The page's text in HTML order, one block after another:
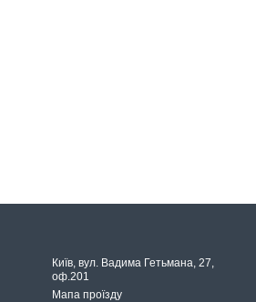
Київ, вул. Вадима Гетьмана, 27,
оф.201
Мапа проїзду